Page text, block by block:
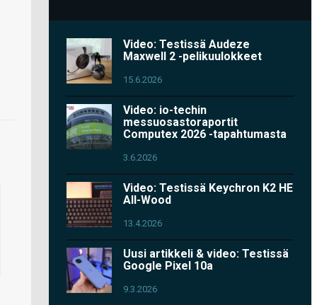
Video: Testissä Audeze
Maxwell 2 -pelikuulokkeet
15.6.2026
Video: io-techin
messuosastoraportit
Computex 2026 -tapahtumasta
3.6.2026
Video: Testissä Keychron K2 HE
All-Wood
13.4.2026
Uusi artikkeli & video: Testissä
Google Pixel 10a
9.3.2026